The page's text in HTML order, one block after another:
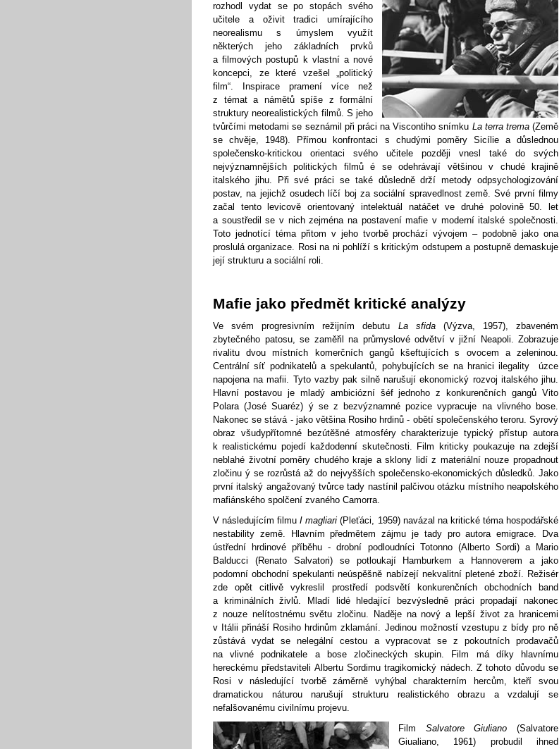
rozhodl vydat se po stopách svého
učitele a oživit tradici umírajícího
neorealismu s úmyslem využít
některých jeho základních prvků
a filmových postupů k vlastní a nové
koncepci, ze které vzešel „politický
film“. Inspirace pramení více než
z témat a námětů spíše z formální
struktury neorealistických filmů. S jeho
tvůrčími metodami se seznámil při práci na Viscontiho snímku La terra trema(Země
se chvěje, 1948). Přímou konfrontaci s chudými poměry Sicílie a důslednou
společensko-kritickou orientaci svého učitele později vnesl také do svých
nejvýznamnějších politických filmů é se odehrávají většinou v chudé krajině
italského jihu. Při své práci se také důsledně drží metody odpsychologizování
postav, na jejichž osudech líčí boj za sociální spravedlnost země. Své první filmy
začal tento levicově orientovaný intelektuál natáčet ve druhé polovině 50. let
a soustředil se v nich zejména na postavení mafie v moderní italské společnosti.
Toto jednotící téma přitom v jeho tvorbě prochází vývojem – podobně jako ona
proslulá organizace. Rosi na ni pohlíží s kritickým odstupem a postupně demaskuje
její strukturu a sociální roli.
Mafie jako předmět kritické analýzy
Ve svém progresivním režijním debutu La sfida(Výzva, 1957), zbaveném
zbytečného patosu, se zaměřil na průmyslové odvětví v jižní Neapoli. Zobrazuje
rivalitu dvou místních komerčních gangů kšeftujících s ovocem a zeleninou.
Centrální síť podnikatelů a spekulantů, pohybujících se na hranici ilegality úzce
napojena na mafii. Tyto vazby pak silně narušují ekonomický rozvoj italského jihu.
Hlavní postavou je mladý ambiciózní šéf jednoho z konkurenčních gangů Vito
Polara (José Suaréz) ý se z bezvýznamné pozice vypracuje na vlivného bose.
Nakonec se stává - jako většina Rosiho hrdinů - obětí společenského teroru. Syrový
obraz všudypřítomné bezútěšné atmosféry charakterizuje typický přístup autora
k realistickému pojedí každodenní skutečnosti. Film kriticky poukazuje na zdejší
neblahé životní poměry chudého kraje a sklony lidí z materiální nouze propadnout
zločinu ý se rozrůstá až do nejvyšších společensko-ekonomických důsledků. Jako
první italský angažovaný tvůrce tady nastínil palčivou otázku místního neapolského
mafiánského spolčení zvaného Camorra.
V následujícím filmuI magliari (Pleťáci, 1959) navázal na kritické téma hospodářské
nestability země. Hlavním předmětem zájmu je tady pro autora emigrace. Dva
ústřední hrdinové příběhu - drobní podloudníci Totonno (Alberto Sordi) a Mario
Balducci (Renato Salvatori) se potloukají Hamburkem a Hannoverem a jako
podomní obchodní spekulanti neúspěšně nabízejí nekvalitní pletené zboží. Režisér
zde opět citlivě vykreslil prostředí podsvětí konkurenčních obchodních band
a kriminálních živlů. Mladí lidé hledající bezvýsledně práci propadají nakonec
z nouze nelítostnému světu zločinu. Naděje na nový a lepší život za hranicemi
v Itálii přináší Rosiho hrdinům zklamání. Jedinou možností vzestupu z bídy pro ně
zůstává vydat se nelegální cestou a vypracovat se z pokoutních prodavačů
na vlivné podnikatele a bose zločineckých skupin. Film má díky hlavnímu
hereckému představiteli Albertu Sordimu tragikomický nádech. Z tohoto důvodu se
Rosi v následující tvorbě záměrně vyhýbal charakterním hercům, kteří svou
dramatickou náturou narušují strukturu realistického obrazu a vzdalují se
nefalšovanému civilnímu projevu.
Film Salvatore Giuliano (Salvatore
Giualiano, 1961) probudil ihned